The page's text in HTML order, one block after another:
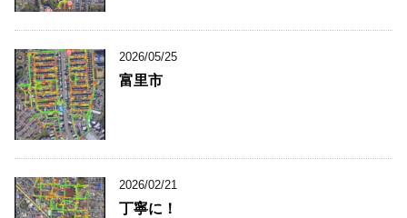
2026/05/25
富里市
2026/02/21
丁寧に！